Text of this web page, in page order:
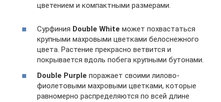
цветением и компактными размерами.
Сурфиния Double White может похвастаться
крупными махровыми цветками белоснежного
цвета. Растение прекрасно ветвится и
покрывается вдоль побега крупными бутонами.
Double Purple поражает своими лилово-
фиолетовыми махровыми цветками, которые
равномерно распределяются по всей длине